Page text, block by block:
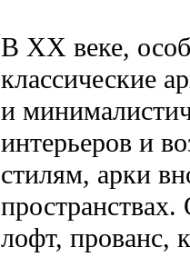
В XX веке,
классические
и
интерьеров и
стилям, арки
лофт, прованс,